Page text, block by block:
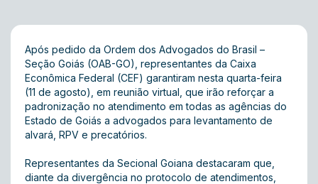
Após pedido da Ordem dos Advogados do Brasil –
Seção Goiás (OAB-GO), representantes da Caixa
Econômica Federal (CEF) garantiram nesta quarta-feira
(11 de agosto), em reunião virtual, que irão reforçar a
padronização no atendimento em todas as agências do
Estado de Goiás a advogados para levantamento de
alvará, RPV e precatórios.
Representantes da Secional Goiana destacaram que,
diante da divergência no protocolo de atendimentos,